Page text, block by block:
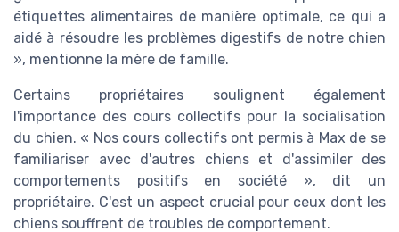
étiquettes alimentaires de manière optimale, ce qui a
aidé à résoudre les problèmes digestifs de notre chien
», mentionne la mère de famille.
Certains propriétaires soulignent également
l'importance des cours collectifs pour la socialisation
du chien. « Nos cours collectifs ont permis à Max de se
familiariser avec d'autres chiens et d'assimiler des
comportements positifs en société », dit un
propriétaire. C'est un aspect crucial pour ceux dont les
chiens souffrent de troubles de comportement.